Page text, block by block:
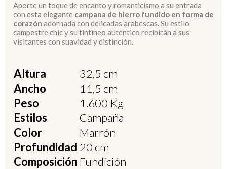
Aporte un toque de encanto y romanticismo a su entrada
con esta elegante campana de hierro fundido en forma de
corazón adornada con delicadas arabescas. Su estilo
campestre chic y su tintineo auténtico recibirán a sus
visitantes con suavidad y distinción.
Altura
32,5 cm
Ancho
11,5 cm
Peso
1.600 Kg
Estilos
Campaña
Color
Marrón
Profundidad 20 cm
Composición Fundición